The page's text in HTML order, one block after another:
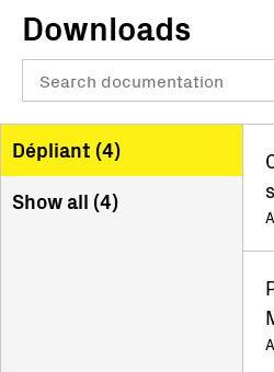
Downloads
Dépliant (4)
Show all (4)